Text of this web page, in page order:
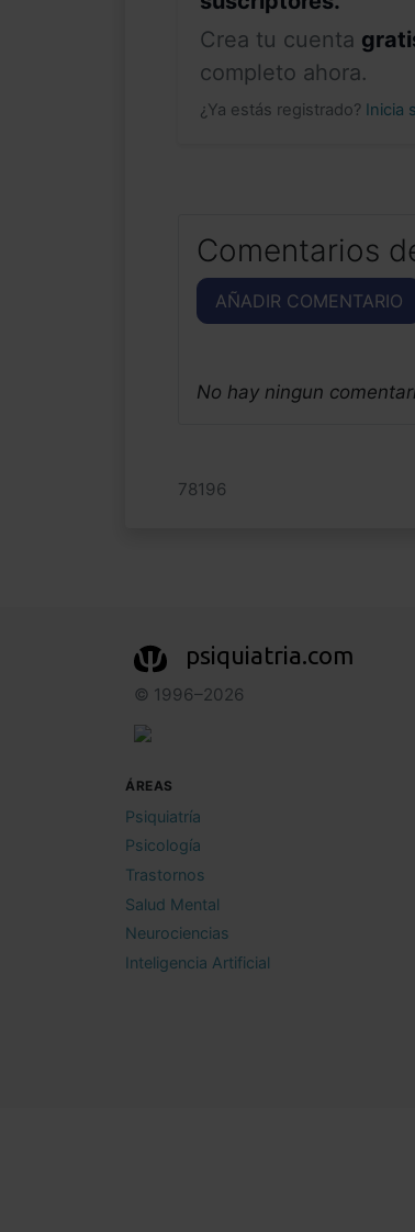
Crea tu cuenta
completo ahora.
¿Ya estás registrado? Inicia
Comentarios
AÑADIR COMENTARIO
No hay ningun
78196
psiquiatria.com
© 1996–2026
ÁREAS
Psiquiatría
Psicología
Trastornos
Salud Mental
Neurociencias
Inteligencia Artificial